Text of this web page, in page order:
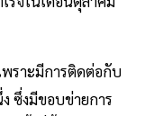
ราะมีการติดต่อกับ
ซึ่งมีขอบข่ายการ